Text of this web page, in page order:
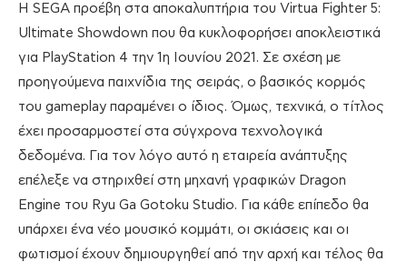
Η SEGA προέβη στα αποκαλυπτήρια του Virtua Fighter 5:
Ultimate Showdown που θα κυκλοφορήσει αποκλειστικά
για PlayStation 4 την 1η Ιουνίου 2021. Σε σχέση με
προηγούμενα παιχνίδια της σειράς, ο βασικός κορμός
του gameplay παραμένει ο ίδιος. Όμως, τεχνικά, ο τίτλος
έχει προσαρμοστεί στα σύγχρονα τεχνολογικά
δεδομένα. Για τον λόγο αυτό η εταιρεία ανάπτυξης
επέλεξε να στηριχθεί στη μηχανή γραφικών Dragon
Engine του Ryu Ga Gotoku Studio. Για κάθε επίπεδο θα
υπάρχει ένα νέο μουσικό κομμάτι, οι σκιάσεις και οι
φωτισμοί έχουν δημιουργηθεί από την αρχή και τέλος θα